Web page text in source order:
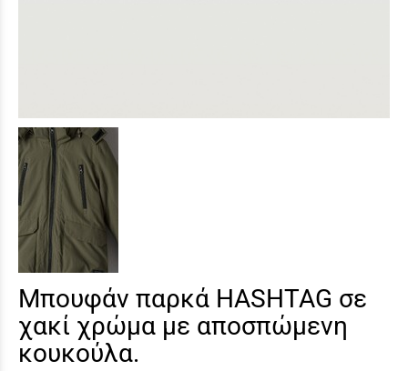
Μπουφάν παρκά HASHTAG σε
χακί χρώμα με αποσπώμενη
κουκούλα.